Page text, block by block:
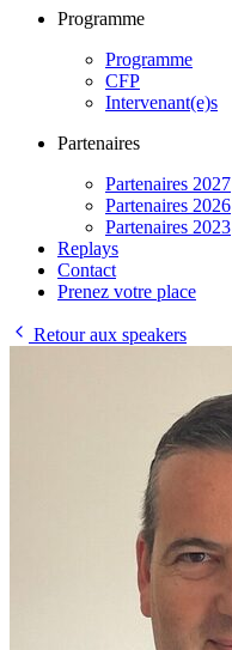
Programme
Programme
CFP
Intervenant(e)s
Partenaires
Partenaires 2027
Partenaires 2026
Partenaires 2023
Replays
Contact
Prenez votre place
Retour aux speakers